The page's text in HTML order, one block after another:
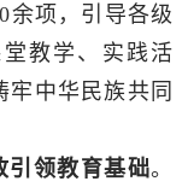
余项，引导各级
教学、实践活
牢中华民族共同
引领教育基础。